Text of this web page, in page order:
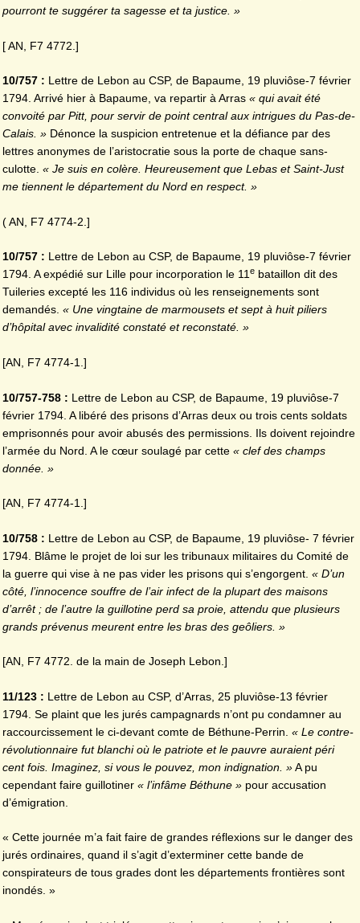
pourront te suggérer ta sagesse et ta justice. »
[ AN, F7 4772.]
10/757 : Lettre de Lebon au CSP, de Bapaume, 19 pluviôse-7 février
1794. Arrivé hier à Bapaume, va repartir à Arras « qui avait été
convoité par Pitt, pour servir de point central aux intrigues du Pas-de-
Calais. » Dénonce la suspicion entretenue et la défiance par des
lettres anonymes de l’aristocratie sous la porte de chaque sans-
culotte. « Je suis en colère. Heureusement que Lebas et Saint-Just
me tiennent le département du Nord en respect. »
( AN, F7 4774-2.]
10/757 : Lettre de Lebon au CSP, de Bapaume, 19 pluviôse-7 février
1794. A expédié sur Lille pour incorporation le 11e bataillon dit des
Tuileries excepté les 116 individus où les renseignements sont
demandés. « Une vingtaine de marmousets et sept à huit piliers
d’hôpital avec invalidité constaté et reconstaté. »
[AN, F7 4774-1.]
10/757-758 : Lettre de Lebon au CSP, de Bapaume, 19 pluviôse-7
février 1794. A libéré des prisons d’Arras deux ou trois cents soldats
emprisonnés pour avoir abusés des permissions. Ils doivent rejoindre
l’armée du Nord. A le cœur soulagé par cette « clef des champs
donnée. »
[AN, F7 4774-1.]
10/758 : Lettre de Lebon au CSP, de Bapaume, 19 pluviôse- 7 février
1794. Blâme le projet de loi sur les tribunaux militaires du Comité de
la guerre qui vise à ne pas vider les prisons qui s’engorgent. « D’un
côté, l’innocence souffre de l’air infect de la plupart des maisons
d’arrêt ; de l’autre la guillotine perd sa proie, attendu que plusieurs
grands prévenus meurent entre les bras des geôliers. »
[AN, F7 4772. de la main de Joseph Lebon.]
11/123 : Lettre de Lebon au CSP, d’Arras, 25 pluviôse-13 février
1794. Se plaint que les jurés campagnards n’ont pu condamner au
raccourcissement le ci-devant comte de Béthune-Perrin. « Le contre-
révolutionnaire fut blanchi où le patriote et le pauvre auraient péri
cent fois. Imaginez, si vous le pouvez, mon indignation. »A pu
cependant faire guillotiner « l’infâme Béthune » pour accusation
d’émigration.
« Cette journée m’a fait faire de grandes réflexions sur le danger des
jurés ordinaires, quand il s’agit d’exterminer cette bande de
conspirateurs de tous grades dont les départements frontières sont
inondés. »